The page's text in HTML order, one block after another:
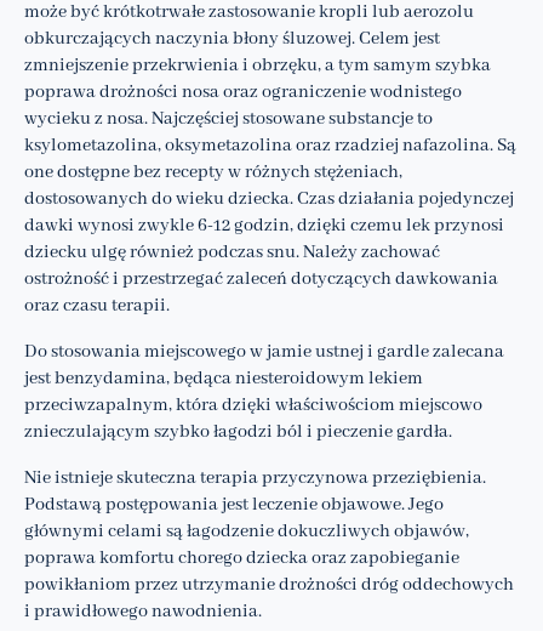
może być krótkotrwałe zastosowanie kropli lub aerozolu
obkurczających naczynia błony śluzowej. Celem jest
zmniejszenie przekrwienia i obrzęku, a tym samym szybka
poprawa drożności nosa oraz ograniczenie wodnistego
wycieku z nosa. Najczęściej stosowane substancje to
ksylometazolina, oksymetazolina oraz rzadziej nafazolina. Są
one dostępne bez recepty w różnych stężeniach,
dostosowanych do wieku dziecka. Czas działania pojedynczej
dawki wynosi zwykle 6-12 godzin, dzięki czemu lek przynosi
dziecku ulgę również podczas snu. Należy zachować
ostrożność i przestrzegać zaleceń dotyczących dawkowania
oraz czasu terapii.
Do stosowania miejscowego w jamie ustnej i gardle zalecana
jest benzydamina, będąca niesteroidowym lekiem
przeciwzapalnym, która dzięki właściwościom miejscowo
znieczulającym szybko łagodzi ból i pieczenie gardła.
Nie istnieje skuteczna terapia przyczynowa przeziębienia.
Podstawą postępowania jest leczenie objawowe. Jego
głównymi celami są łagodzenie dokuczliwych objawów,
poprawa komfortu chorego dziecka oraz zapobieganie
powikłaniom przez utrzymanie drożności dróg oddechowych
i prawidłowego nawodnienia.